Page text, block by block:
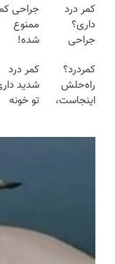
کمر درد
داری؟
جراحی
منزل
درمانش کن
(◂پرسش‌نامه)
جراحی
ممنوع
شده!
کمرت رو در
منزل
کنی؟
کمردرد؟
راه‌حلش
اینجاست،
کمر درد
شدید
تو خونه